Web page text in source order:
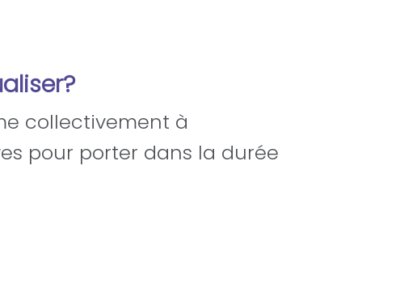
collectivement à
pour porter dans la durée